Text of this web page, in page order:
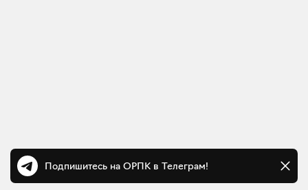
Подпишитесь на ОРПК в Телеграм!